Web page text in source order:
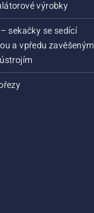
výrobky
sekačky se sedící
a vpředu zavěšeným